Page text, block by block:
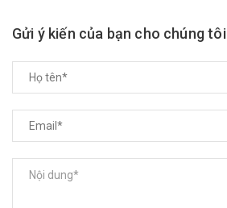
Gửi ý kiến của bạn cho chúng tôi